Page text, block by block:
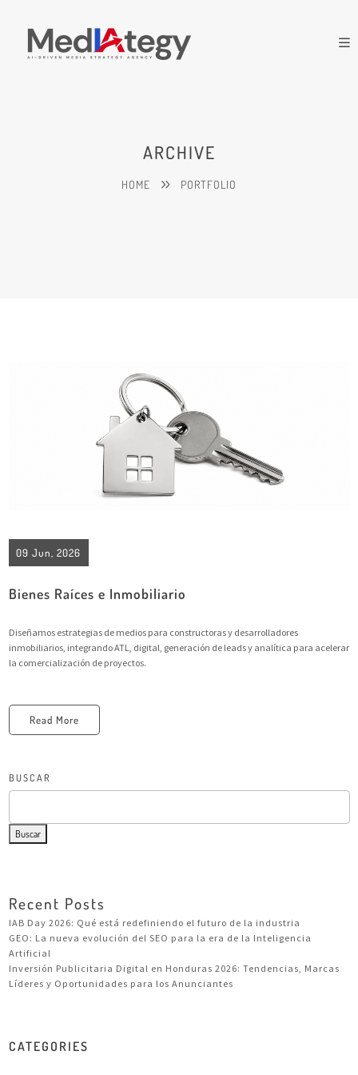
ARCHIVE
HOME PORTFOLIO
09 Jun, 2026
Bienes Raíces e Inmobiliario
Diseñamos estrategias de medios para constructoras y desarrolladores
inmobiliarios, integrando ATL, digital, generación de leads y analítica para acelerar
la comercialización de proyectos.
Read More
BUSCAR
Buscar
Recent Posts
IAB Day 2026: Qué está redefiniendo el futuro de la industria
GEO: La nueva evolución del SEO para la era de la Inteligencia
Artificial
Inversión Publicitaria Digital en Honduras 2026: Tendencias, Marcas
Líderes y Oportunidades para los Anunciantes
CATEGORIES